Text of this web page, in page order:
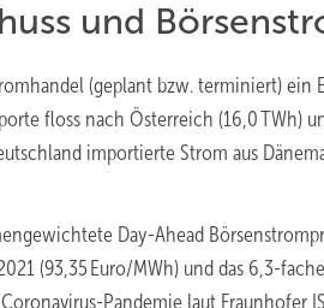
und
(geplant bzw. terminiert) ein
floss nach Österreich (16,0 TWh)
importierte Strom aus
Day-Ahead
(93,35 Euro/MWh) und das 6,3-
Pandemie laut Fraunhofer